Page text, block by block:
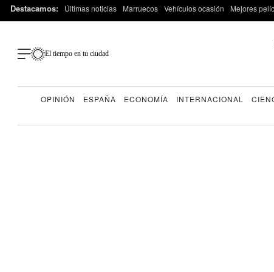
Destacamos: Últimas noticias Marruecos Vehículos ocasión Mejores
El tiempo en tu ciudad
OPINIÓN ESPAÑA ECONOMÍA INTERNACIONAL